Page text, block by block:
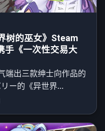
树的巫女》Steam
手《一次性交易大
端出三款绅士向作品的
ー的《异世界…